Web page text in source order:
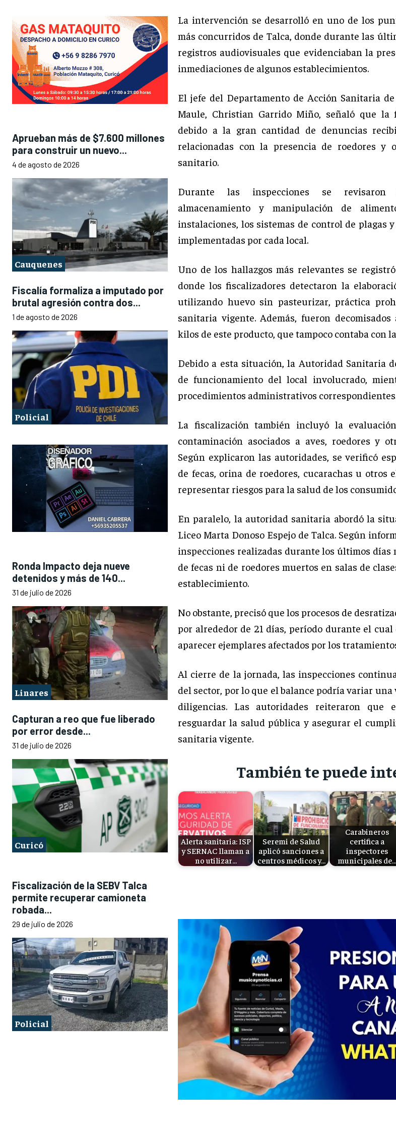
Aprueban más de $7.600 millones
para construir un nuevo...
4 de agosto de 2026
Cauquenes
Fiscalía formaliza a imputado por
brutal agresión contra dos...
1 de agosto de 2026
Policial
Ronda Impacto deja nueve
detenidos y más de 140...
31 de julio de 2026
Linares
Capturan a reo que fue liberado
por error desde...
31 de julio de 2026
Curicó
Fiscalización de la SEBV Talca
permite recuperar camioneta
robada...
29 de julio de 2026
Policial
La intervención se desarrolló en uno de los
más concurridos de Talca, donde durante las
registros audiovisuales que evidenciaban la
inmediaciones de algunos establecimientos.
El jefe del Departamento de Acción Sanitaria
Maule, Christian Garrido Miño, señaló que la
debido a la gran cantidad de denuncias
relacionadas con la presencia de roedores y
sanitario.
Durante las inspecciones se
almacenamiento y manipulación de
instalaciones, los sistemas de control de plagas
implementadas por cada local.
Uno de los hallazgos más relevantes se
donde los fiscalizadores detectaron la
utilizando huevo sin pasteurizar, práctica
sanitaria vigente. Además, fueron decomisados
kilos de este producto, que tampoco contaba con
Debido a esta situación, la Autoridad Sanitaria
de funcionamiento del local involucrado,
procedimientos administrativos
La fiscalización también incluyó la
contaminación asociados a aves, roedores y
Según explicaron las autoridades, se verificó
de fecas, orina de roedores, cucarachas u otros
representar riesgos para la salud de los
En paralelo, la autoridad sanitaria abordó la
Liceo Marta Donoso Espejo de Talca. Según
inspecciones realizadas durante los últimos días
de fecas ni de roedores muertos en salas de
establecimiento.
No obstante, precisó que los procesos de
por alrededor de 21 días, período durante el
aparecer ejemplares afectados por los
Al cierre de la jornada, las inspecciones
del sector, por lo que el balance podría variar una
diligencias. Las autoridades reiteraron que
resguardar la salud pública y asegurar el
sanitaria vigente.
También te puede
Alerta sanitaria: ISP
y SERNAC llaman a
no utilizar…
Seremi de Salud
aplicó sanciones a
centros médicos y…
Carabineros
certifica a
inspectores
municipales de…